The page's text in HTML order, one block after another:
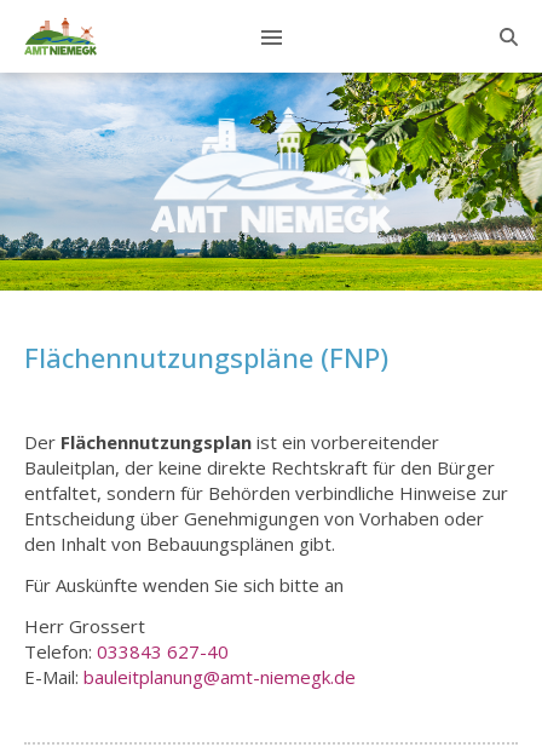
Flächennutzungspläne (FNP)
Der Flächennutzungsplan ist ein vorbereitender
Bauleitplan, der keine direkte Rechtskraft für den Bürger
entfaltet, sondern für Behörden verbindliche Hinweise zur
Entscheidung über Genehmigungen von Vorhaben oder
den Inhalt von Bebauungsplänen gibt.
Für Auskünfte wenden Sie sich bitte an
Herr Grossert
Telefon: 033843 627-40
E-Mail: bauleitplanung@amt-niemegk.de